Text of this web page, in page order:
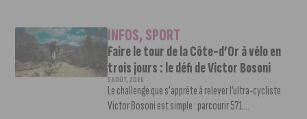
INFOS,SPORT
Faire le tour de la Côte-d’Or à vélo en
trois jours : le défi de Victor Bosoni
5 AOÛT, 2026
Le challenge que s’apprête à relever l’ultra-cycliste
Victor Bosoni est simple : parcourir 571...